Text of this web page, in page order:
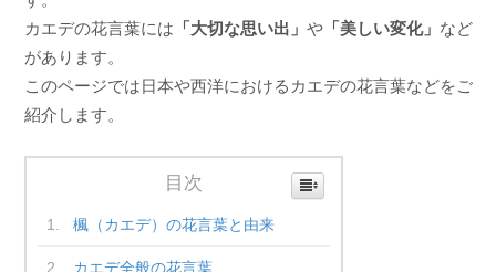
カエデの花言葉には 「大切な思い出」 や 「美しい変化」 など
があります。
このページでは日本や西洋におけるカエデの花言葉などをご
紹介します。
目次
楓（カエデ）の花言葉と由来
カエデ全般の花言葉